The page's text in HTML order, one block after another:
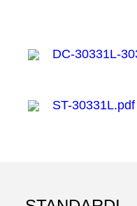
DC-30331L-
ST-30331L.pdf